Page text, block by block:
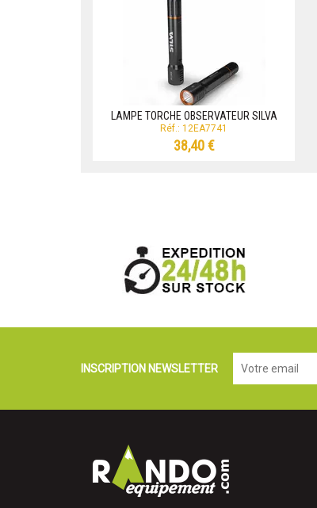
LAMPE TORCHE OBSERVATEUR SILVA
Réf.: 12EA7741
38,40 €
INSCRIPTION NEWSLETTER